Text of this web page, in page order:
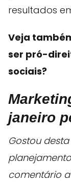
resultados
Veja
ser pró-
sociais?
janeiro
Gostou
comentário